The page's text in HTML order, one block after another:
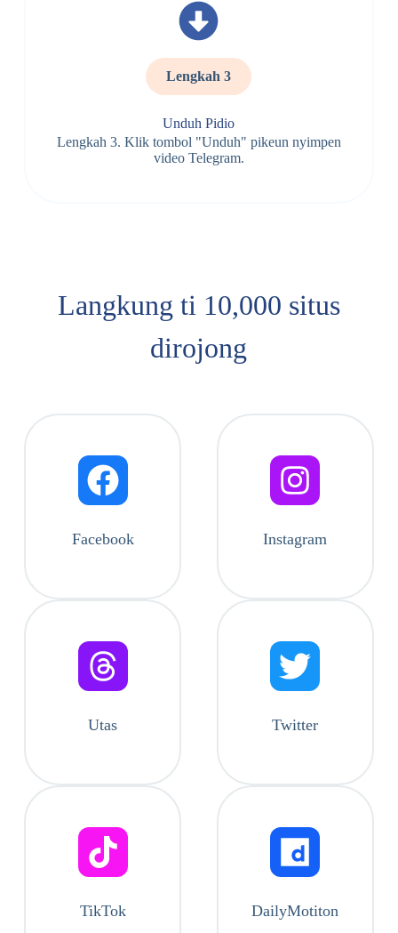
Lengkah 3
Unduh Pidio
Lengkah 3. Klik tombol "Unduh" pikeun nyimpen
video Telegram.
Langkung ti 10,000 situs
dirojong
Facebook Instagram
Utas Twitter
TikTok DailyMotiton